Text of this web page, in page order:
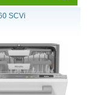
SCVi